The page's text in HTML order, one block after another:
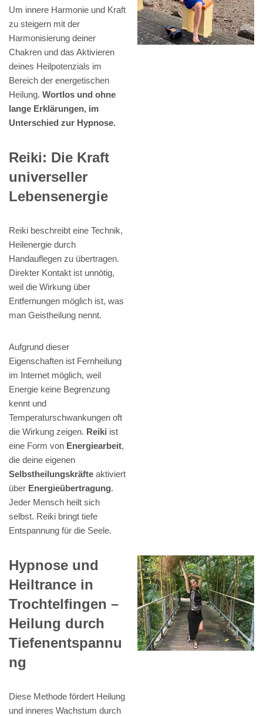
Um innere Harmonie und Kraft
zu steigern mit der
Harmonisierung deiner
Chakren und das Aktivieren
deines Heilpotenzials im
Bereich der energetischen
Heilung. Wortlos und ohne
lange Erklärungen, im
Unterschied zur Hypnose.
Reiki: Die Kraft
universeller
Lebensenergie
Reiki beschreibt eine Technik,
Heilenergie durch
Handauflegen zu übertragen.
Direkter Kontakt ist unnötig,
weil die Wirkung über
Entfernungen möglich ist, was
man Geistheilung nennt.
Aufgrund dieser
Eigenschaften ist Fernheilung
im Internet möglich, weil
Energie keine Begrenzung
kennt und
Temperaturschwankungen oft
die Wirkung zeigen. Reiki ist
eine Form von Energiearbeit,
die deine eigenen
Selbstheilungskräfte aktiviert
über Energieübertragung.
Jeder Mensch heilt sich
selbst. Reiki bringt tiefe
Entspannung für die Seele.
Hypnose und
Heiltrance in
Trochtelfingen –
Heilung durch
Tiefenentspannu
ng
Diese Methode fördert Heilung
und inneres Wachstum durch